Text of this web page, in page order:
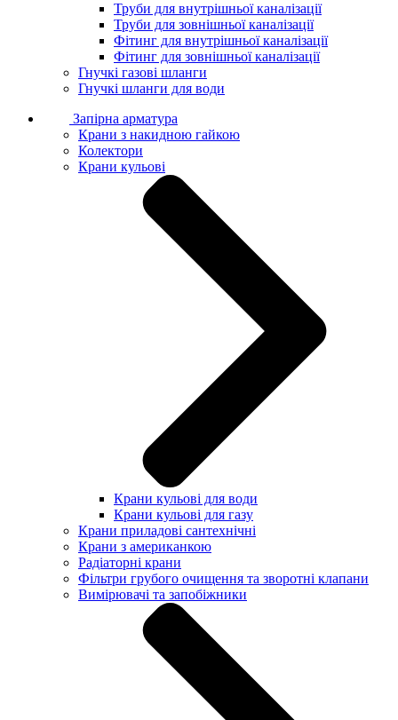
Труби для внутрішньої каналізації
Труби для зовнішньої каналізації
Фітинг для внутрішньої каналізації
Фітинг для зовнішньої каналізації
Гнучкі газові шланги
Гнучкі шланги для води
Запірна арматура
Крани з накидною гайкою
Колектори
Крани кульові
Крани кульові для води
Крани кульові для газу
Крани приладові сантехнічні
Крани з американкою
Радіаторні крани
Фільтри грубого очищення та зворотні клапани
Вимірювачі та запобіжники